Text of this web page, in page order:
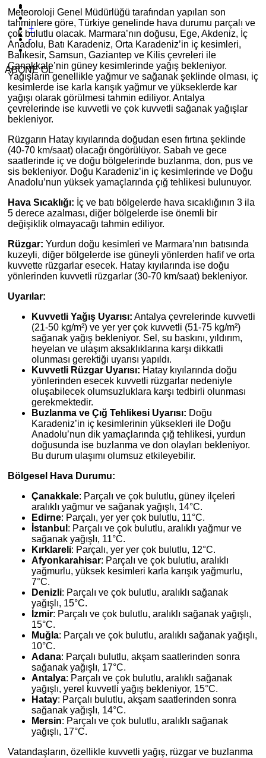
+
-
ABONE OL
Meteoroloji Genel Müdürlüğü tarafından yapılan son
tahminlere göre, Türkiye genelinde hava durumu parçalı ve
çok bulutlu olacak. Marmara’nın doğusu, Ege, Akdeniz, İç
Anadolu, Batı Karadeniz, Orta Karadeniz’in iç kesimleri,
Balıkesir, Samsun, Gaziantep ve Kilis çevreleri ile
Çanakkale’nin güney kesimlerinde yağış bekleniyor.
Yağışların genellikle yağmur ve sağanak şeklinde olması, iç
kesimlerde ise karla karışık yağmur ve yükseklerde kar
yağışı olarak görülmesi tahmin ediliyor. Antalya
çevrelerinde ise kuvvetli ve çok kuvvetli sağanak yağışlar
bekleniyor.
Rüzgarın Hatay kıyılarında doğudan esen fırtına şeklinde
(40-70 km/saat) olacağı öngörülüyor. Sabah ve gece
saatlerinde iç ve doğu bölgelerinde buzlanma, don, pus ve
sis bekleniyor. Doğu Karadeniz’in iç kesimlerinde ve Doğu
Anadolu’nun yüksek yamaçlarında çığ tehlikesi bulunuyor.
Hava Sıcaklığı: İç ve batı bölgelerde hava sıcaklığının 3 ila
5 derece azalması, diğer bölgelerde ise önemli bir
değişiklik olmayacağı tahmin ediliyor.
Rüzgar: Yurdun doğu kesimleri ve Marmara’nın batısında
kuzeyli, diğer bölgelerde ise güneyli yönlerden hafif ve orta
kuvvette rüzgarlar esecek. Hatay kıyılarında ise doğu
yönlerinden kuvvetli rüzgarlar (30-70 km/saat) bekleniyor.
Uyarılar:
Kuvvetli Yağış Uyarısı: Antalya çevrelerinde kuvvetli
(21-50 kg/m²) ve yer yer çok kuvvetli (51-75 kg/m²)
sağanak yağış bekleniyor. Sel, su baskını, yıldırım,
heyelan ve ulaşım aksaklıklarına karşı dikkatli
olunması gerektiği uyarısı yapıldı.
Kuvvetli Rüzgar Uyarısı: Hatay kıyılarında doğu
yönlerinden esecek kuvvetli rüzgarlar nedeniyle
oluşabilecek olumsuzluklara karşı tedbirli olunması
gerekmektedir.
Buzlanma ve Çığ Tehlikesi Uyarısı: Doğu
Karadeniz’in iç kesimlerinin yüksekleri ile Doğu
Anadolu’nun dik yamaçlarında çığ tehlikesi, yurdun
doğusunda ise buzlanma ve don olayları bekleniyor.
Bu durum ulaşımı olumsuz etkileyebilir.
Bölgesel Hava Durumu:
Çanakkale: Parçalı ve çok bulutlu, güney ilçeleri
aralıklı yağmur ve sağanak yağışlı, 14°C.
Edirne: Parçalı, yer yer çok bulutlu, 11°C.
İstanbul : Parçalı ve çok bulutlu, aralıklı yağmur ve
sağanak yağışlı, 11°C.
Kırklareli: Parçalı, yer yer çok bulutlu, 12°C.
Afyonkarahisar: Parçalı ve çok bulutlu, aralıklı
yağmurlu, yüksek kesimleri karla karışık yağmurlu,
7°C.
Denizli: Parçalı ve çok bulutlu, aralıklı sağanak
yağışlı, 15°C.
İzmir: Parçalı ve çok bulutlu, aralıklı sağanak yağışlı,
15°C.
Muğla: Parçalı ve çok bulutlu, aralıklı sağanak yağışlı,
10°C.
Adana: Parçalı bulutlu, akşam saatlerinden sonra
sağanak yağışlı, 17°C.
Antalya: Parçalı ve çok bulutlu, aralıklı sağanak
yağışlı, yerel kuvvetli yağış bekleniyor, 15°C.
Hatay: Parçalı bulutlu, akşam saatlerinden sonra
sağanak yağışlı, 14°C.
Mersin: Parçalı ve çok bulutlu, aralıklı sağanak
yağışlı, 17°C.
Vatandaşların, özellikle kuvvetli yağış, rüzgar ve buzlanma